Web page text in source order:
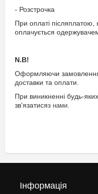
- Розстрочка
При оплаті післяплатою,
оплачується
N.B!
Оформляючи
доставки та оплати.
При виникненні будь-
зв'язатисяз нами.
Інформація